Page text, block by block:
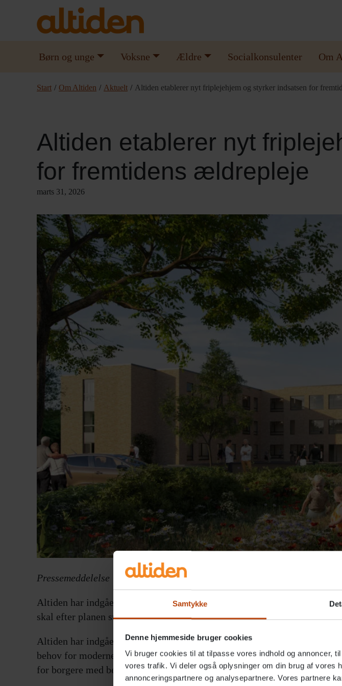
Samtykke
Denne hjemmeside bruger cookies
Vi bruger cookies til at tilpasse vores indhold og annoncer,
vores trafik. Vi deler også oplysninger om din brug af vores
annonceringspartnere og analysepartnere. Vores partnere
Børn og unge Voksne Ældre Socialkonsulenter Om
Start / Om Altiden / Aktuelt / Altiden etablerer nyt friplejehjem og styrker indsatsen for
Altiden etablerer nyt
for fremtidens ældrepleje
marts 31, 2026
Pressemeddelelse
Altiden har indgået aftale om etablering af et nyt friplejehjem med
skal efter planen stå klar til indflytning i 2028.
Altiden har indgået aftale om at etablere et nyt friplejehjem i Munkebo,
behov for moderne plejeboliger. Friplejehjemmet bliver endnu et
for borgere med behov for hjælp og støtte.